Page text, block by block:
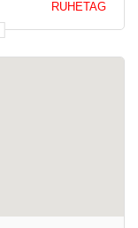
RUHETAG